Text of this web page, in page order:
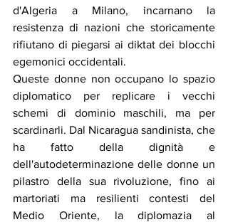
d'Algeria a Milano, incarnano la
resistenza di nazioni che storicamente
rifiutano di piegarsi ai diktat dei blocchi
egemonici occidentali.
Queste donne non occupano lo spazio
diplomatico per replicare i vecchi
schemi di dominio maschili, ma per
scardinarli. Dal Nicaragua sandinista, che
ha fatto della dignità e
dell'autodeterminazione delle donne un
pilastro della sua rivoluzione, fino ai
martoriati ma resilienti contesti del
Medio Oriente, la diplomazia al